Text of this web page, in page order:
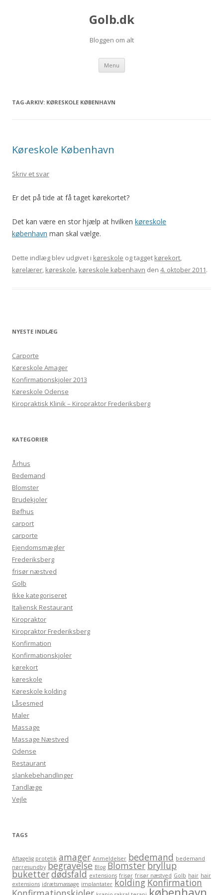
Golb.dk
Bloggen om alt
Menu Videre til indhold
TAG-ARKIV: KØRESKOLE KØBENHAVN
Køreskole København
Skriv et svar
Er det på tide at få taget kørekortet?
Det kan være en stor hjælp at hvilken køreskole
københavn man skal vælge.
Dette indlæg blev udgivet i køreskole og tagget kørekort,
kørelærer, køreskole, køreskole københavn den 4. oktober 2011.
NYESTE INDLÆG
Carporte
Køreskole Amager
Konfirmationskjoler 2013
Køreskole Odense
Kiropraktisk Klinik – Kiropraktor Frederiksberg
KATEGORIER
Århus
Bedemand
Blomster
Brudekjoler
Bøfhus
carport
carporte
Ejendomsmægler
Frederiksberg
frisør næstved
Golb
Ikke kategoriseret
Italiensk Restaurant
Kiropraktor
Kiropraktor Frederiksberg
Konfirmation
Konfirmationskjoler
kørekort
køreskole
Køreskole kolding
Låsesmed
Maler
Massage
Massage Næstved
Odense
Restaurant
slankebehandlinger
Tandlæge
Vejle
TAGS
Aftagelig protetik amager Anmeldelser bedemand bedemand
nørresundby begravelse Blog Blomsterbryllup
buketterdødsfald extensions frisør frisør næstved Golb hair hair
extensions idrætsmassage implantater koldingKonfirmation